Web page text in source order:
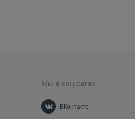
Мы в соц сетях
ВКонтакте